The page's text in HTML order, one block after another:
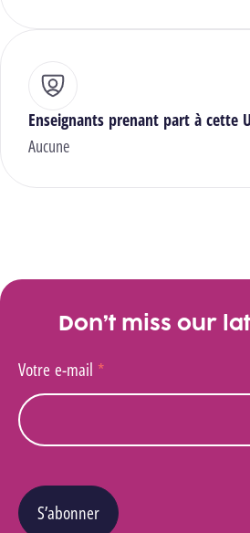
Enseignants prenant part à cette
Aucune
Don’t miss our
Votre e-mail *
S’abonner